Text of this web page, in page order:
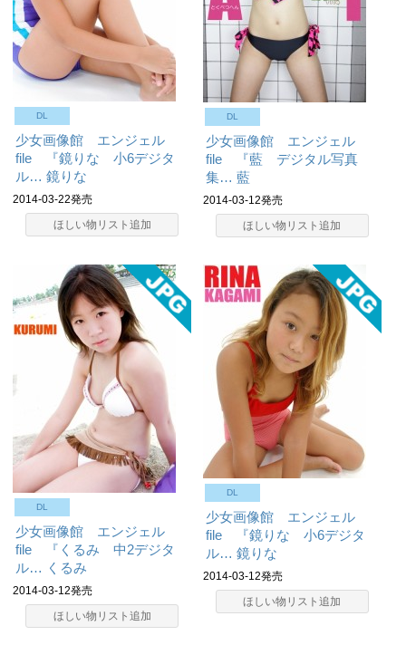
DL
少女画像館 エンジェル
file 『鏡りな 小6デジタ
ル… 鏡りな
2014-03-22発売
ほしい物リスト追加
DL
少女画像館 エンジェル
file 『藍 デジタル写真
集… 藍
2014-03-12発売
ほしい物リスト追加
DL
少女画像館 エンジェル
file 『くるみ 中2デジタ
ル… くるみ
2014-03-12発売
ほしい物リスト追加
DL
少女画像館 エンジェル
file 『鏡りな 小6デジタ
ル… 鏡りな
2014-03-12発売
ほしい物リスト追加